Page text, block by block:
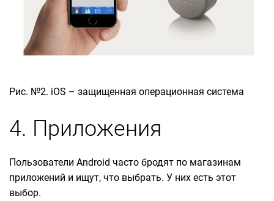
Рис. №2. iOS – защищенная операционная система
4. Приложения
Пользователи Android часто бродят по магазинам
приложений и ищут, что выбрать. У них есть этот
выбор.